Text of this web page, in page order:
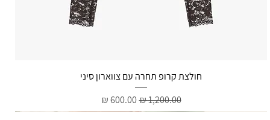
תצוגה מהירה
חולצת קרופ תחרה עם צווארון סיני
מחיר רגיל‏1,200.00 ‏₪ מחיר מבצע‏600.00 ‏₪